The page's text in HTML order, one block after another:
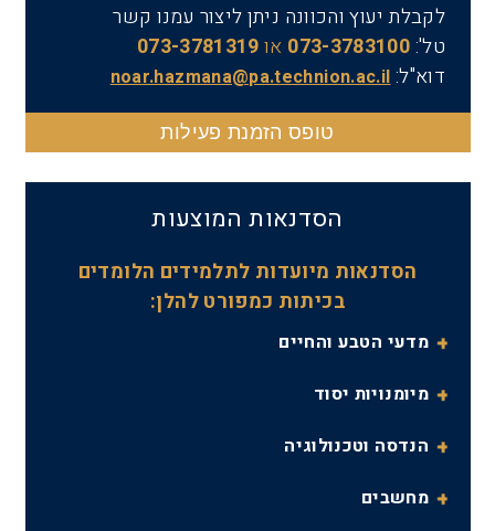
לקבלת יעוץ והכוונה ניתן ליצור עמנו קשר
טל':073-3783100 או073-3781319
דוא"ל:noar.hazmana@pa.technion.ac.il
טופס הזמנת פעילות
הסדנאות המוצעות
הסדנאות מיועדות לתלמידים הלומדים
בכיתות כמפורט להלן:
מדעי הטבע והחיים
מיומנויות יסוד
הנדסה וטכנולוגיה
מחשבים